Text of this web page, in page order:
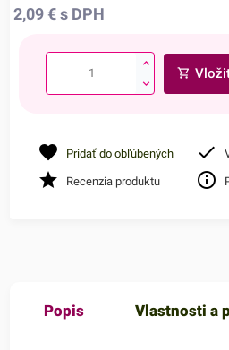
2,09€ s DPH
Pridať do obľúbených
Recenzia produktu
Popis Vlastnosti a